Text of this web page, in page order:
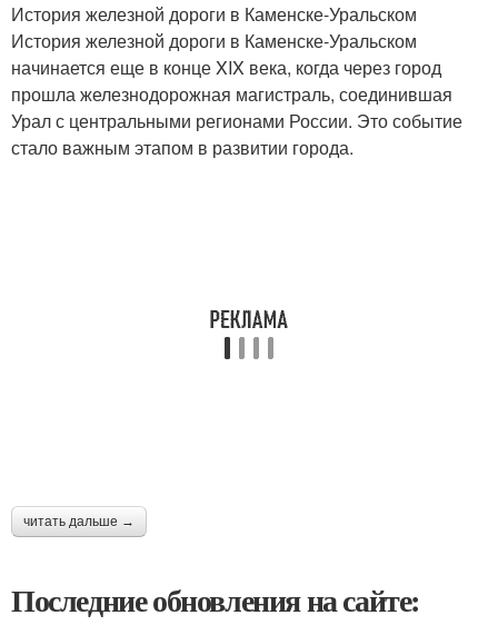
История железной дороги в Каменске-Уральском
История железной дороги в Каменске-Уральском
начинается еще в конце XIX века, когда через город
прошла железнодорожная магистраль, соединившая
Урал с центральными регионами России. Это событие
стало важным этапом в развитии города.
читать дальше →
Последние обновления на сайте: